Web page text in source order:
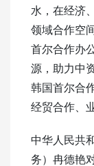
水，在经济
领域合作空
首尔合作办
源，助力中
韩国首尔合
经贸合作、
中华人民共
务）冉德艳